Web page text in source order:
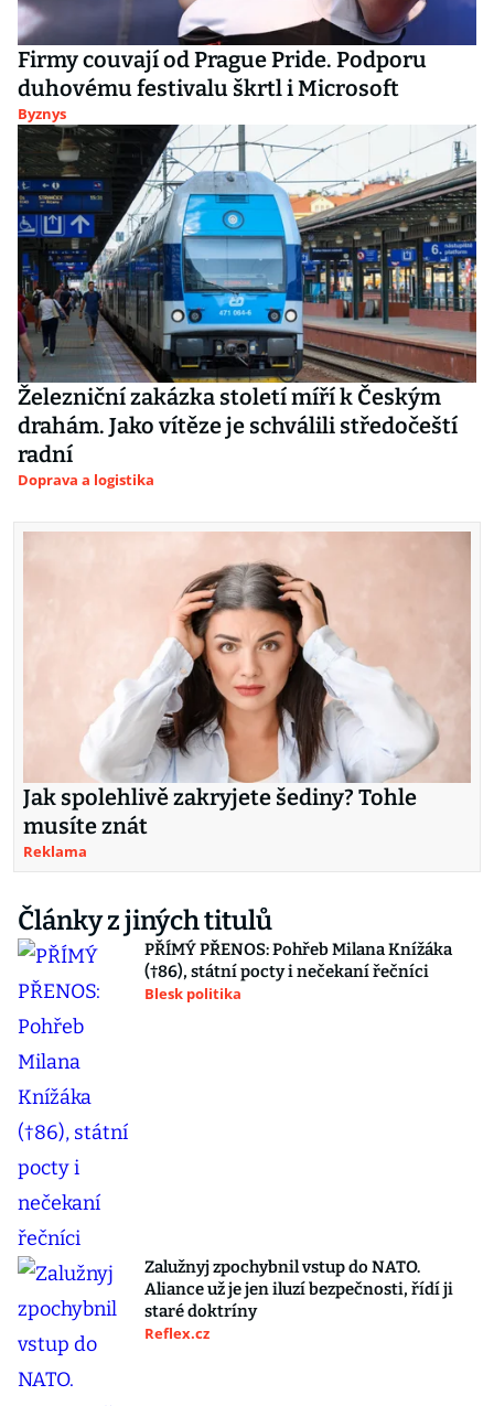
Firmy couvají od Prague Pride. Podporu
duhovému festivalu škrtl i Microsoft
Byznys
Železniční zakázka století míří k Českým
drahám. Jako vítěze je schválili středočeští
radní
Doprava a logistika
Jak spolehlivě zakryjete šediny? Tohle
musíte znát
Reklama
Články z jiných titulů
PŘÍMÝ PŘENOS: Pohřeb Milana Knížáka
(†86), státní pocty i nečekaní řečníci
Blesk politika
Zalužnyj zpochybnil vstup do NATO.
Aliance už je jen iluzí bezpečnosti, řídí ji
staré doktríny
Reflex.cz